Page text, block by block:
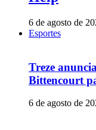
6 de agosto de
Esportes
Treze
Bittencourt
6 de agosto de